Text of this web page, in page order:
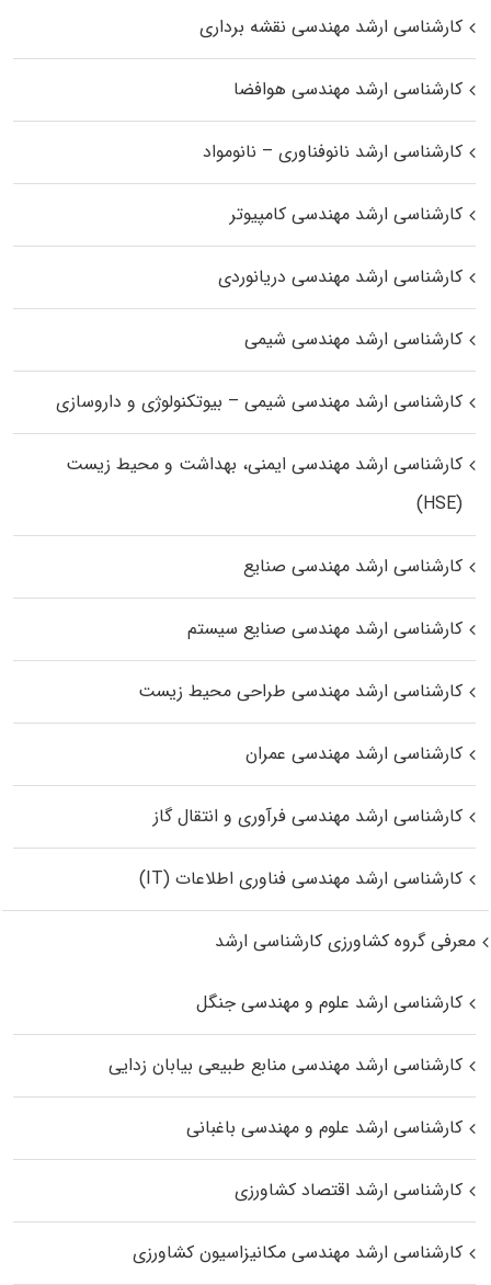
کارشناسی ارشد مهندسی نقشه برداری
کارشناسی ارشد مهندسی هوافضا
کارشناسی ارشد نانوفناوری – نانومواد
کارشناسی ارشد مهندسی کامپیوتر
کارشناسی ارشد مهندسی دریانوردی
کارشناسی ارشد مهندسی شیمی
کارشناسی ارشد مهندسی شیمی – بیوتکنولوژی و داروسازی
کارشناسی ارشد مهندسی ایمنی، بهداشت و محیط زیست
(HSE)
کارشناسی ارشد مهندسی صنایع
کارشناسی ارشد مهندسی صنایع سیستم
کارشناسی ارشد مهندسی طراحی محیط زیست
کارشناسی ارشد مهندسی عمران
کارشناسی ارشد مهندسی فرآوری و انتقال گاز
کارشناسی ارشد مهندسی فناوری اطلاعات (IT)
معرفی گروه کشاورزی کارشناسی ارشد
کارشناسی ارشد علوم و مهندسی جنگل
کارشناسی ارشد مهندسی منابع طبیعی بیابان زدایی
کارشناسی ارشد علوم و مهندسی باغبانی
کارشناسی ارشد اقتصاد کشاورزی
کارشناسی ارشد مهندسی مکانیزاسیون کشاورزی